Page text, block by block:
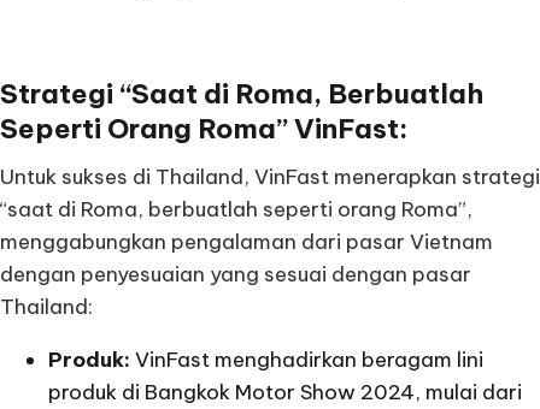
Strategi “Saat di Roma, Berbuatlah
Seperti Orang Roma” VinFast:
Untuk sukses di Thailand, VinFast menerapkan strategi
“saat di Roma, berbuatlah seperti orang Roma”,
menggabungkan pengalaman dari pasar Vietnam
dengan penyesuaian yang sesuai dengan pasar
Thailand:
Produk: VinFast menghadirkan beragam lini
produk di Bangkok Motor Show 2024, mulai dari